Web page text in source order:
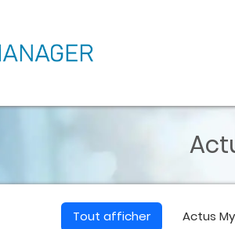
Tout afficher Actus